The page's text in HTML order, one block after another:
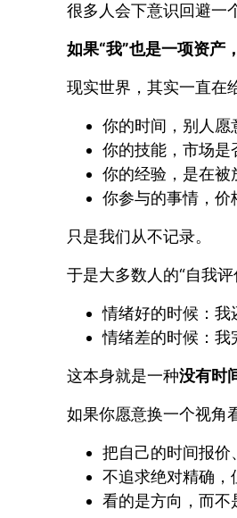
很多人会下意识回避一
如果“我”也是一项资产
现实世界，其实一直在
你的时间，别人愿
你的技能，市场是
你的经验，是在被
你参与的事情，价
只是我们从不记录。
于是大多数人的“自我评
情绪好的时候：我
情绪差的时候：我
这本身就是一种没有时
如果你愿意换一个视角
把自己的时间报价
不追求绝对精确，
看的是方向，而不